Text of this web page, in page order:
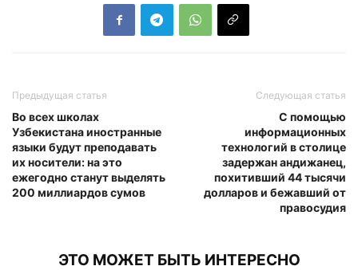
Предыдущая статья
Во всех школах
Узбекистана иностранные
языки будут преподавать
их носители: на это
ежегодно станут выделять
200 миллиардов сумов
Следующая статья
С помощью
информационных
технологий в столице
задержан андижанец,
похитивший 44 тысячи
долларов и бежавший от
правосудия
ЭТО МОЖЕТ БЫТЬ ИНТЕРЕСНО